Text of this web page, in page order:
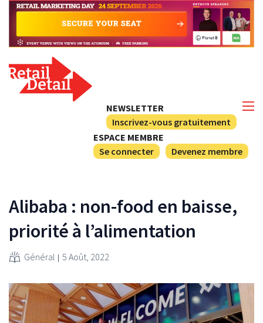
NEWSLETTER
Inscrivez-vous gratuitement
ESPACE MEMBRE
Se connecter
Devenez membre
Alibaba : non-food en baisse,
priorité à l’alimentation
Général 5 Août, 2022